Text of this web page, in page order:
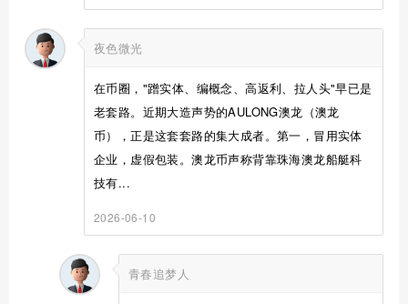
夜色微光
在币圈，"蹭实体、编概念、高返利、拉人头"早已是
老套路。近期大造声势的AULONG澳龙（澳龙
币），正是这套套路的集大成者。第一，冒用实体
企业，虚假包装。澳龙币声称背靠珠海澳龙船艇科
技有...
2026-06-10
青春追梦人